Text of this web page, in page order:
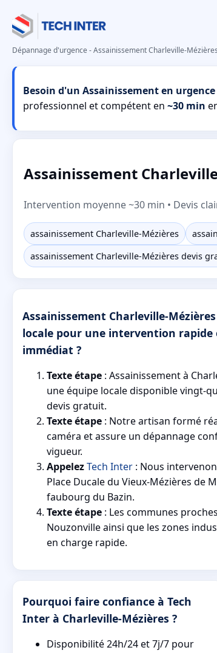
Dépannage d'urgence - Assainissement Charleville-
Besoin d'un Assainissement en
professionnel et compétent en ~30 min
Assainissement
Intervention moyenne ~30 min • Devis
assainissement Charleville-Mézières
assainissement Charleville-Mézières devis
Assainissement Charleville-
locale pour une intervention
immédiat ?
Texte étape : Assainissement à
une équipe locale disponible vingt-
devis gratuit.
Texte étape : Notre artisan formé
caméra et assure un dépannage
vigueur.
AppelezTech Inter : Nous
Place Ducale du Vieux-Mézières de
faubourg du Bazin.
Texte étape : Les communes
Nouzonville ainsi que les zones
en charge rapide.
Pourquoi faire confiance à Tech
Inter à Charleville-Mézières ?
Disponibilité 24h/24 et 7j/7 pour